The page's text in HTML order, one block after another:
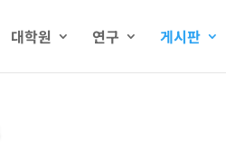
대학원 연구 게시판